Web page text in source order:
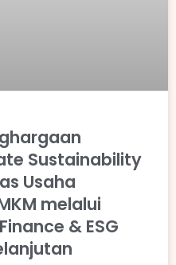
Sustainability
Usaha
melalui
& ESG